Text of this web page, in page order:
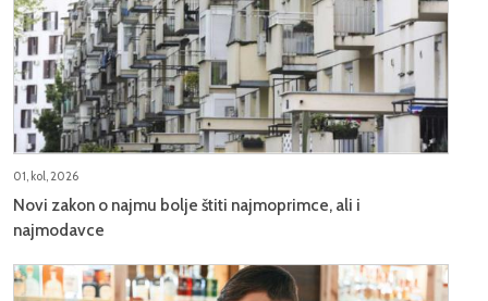
01, kol, 2026
Novi zakon o najmu bolje štiti najmoprimce, ali i
najmodavce